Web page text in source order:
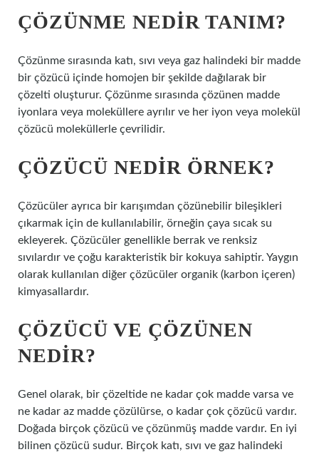
ÇÖZÜNME NEDIR TANIM?
Çözünme sırasında katı, sıvı veya gaz halindeki bir madde
bir çözücü içinde homojen bir şekilde dağılarak bir
çözelti oluşturur. Çözünme sırasında çözünen madde
iyonlara veya moleküllere ayrılır ve her iyon veya molekül
çözücü moleküllerle çevrilidir.
ÇÖZÜCÜ NEDIR ÖRNEK?
Çözücüler ayrıca bir karışımdan çözünebilir bileşikleri
çıkarmak için de kullanılabilir, örneğin çaya sıcak su
ekleyerek. Çözücüler genellikle berrak ve renksiz
sıvılardır ve çoğu karakteristik bir kokuya sahiptir. Yaygın
olarak kullanılan diğer çözücüler organik (karbon içeren)
kimyasallardır.
ÇÖZÜCÜ VE ÇÖZÜNEN
NEDIR?
Genel olarak, bir çözeltide ne kadar çok madde varsa ve
ne kadar az madde çözülürse, o kadar çok çözücü vardır.
Doğada birçok çözücü ve çözünmüş madde vardır. En iyi
bilinen çözücü sudur. Birçok katı, sıvı ve gaz halindeki